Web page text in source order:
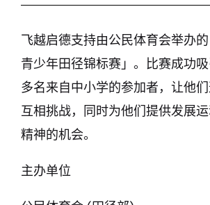
飞越启德支持由公民体育会举办
青少年田径锦标赛」。比赛成功
多名来自中小学的参加者，让他
互相挑战，同时为他们提供发展
精神的机会。
主办单位